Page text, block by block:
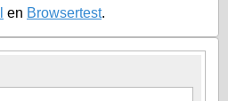
en Browsertest.